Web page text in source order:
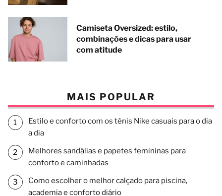
Camiseta Oversized: estilo,
combinações e dicas para usar
com atitude
MAIS POPULAR
Estilo e conforto com os tênis Nike casuais para o dia
a dia
Melhores sandálias e papetes femininas para
conforto e caminhadas
Como escolher o melhor calçado para piscina,
academia e conforto diário